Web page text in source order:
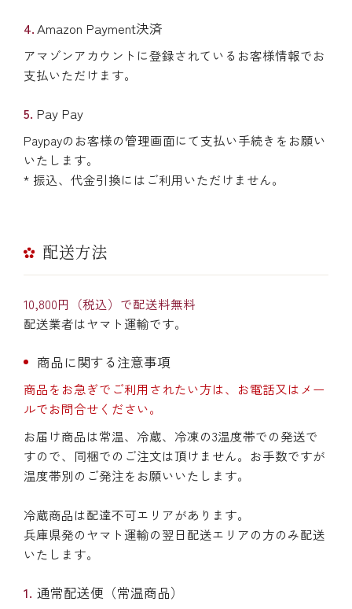
Amazon Payment決済
アマゾンアカウントに登録されているお客様情報でお
支払いただけます。
Pay Pay
Paypayのお客様の管理画面にて支払い手続きをお願い
いたします。
* 振込、代金引換にはご利用いただけません。
配送方法
10,800円（税込）で配送料無料
配送業者はヤマト運輸です。
商品に関する注意事項
商品をお急ぎでご利用されたい方は、お電話又はメー
ルでお問合せください。
お届け商品は常温、冷蔵、冷凍の3温度帯での発送で
すので、同梱でのご注文は頂けません。お手数ですが
温度帯別のご発注をお願いいたします。
冷蔵商品は配達不可エリアがあります。
兵庫県発のヤマト運輸の翌日配送エリアの方のみ配送
いたします。
通常配送便（常温商品）